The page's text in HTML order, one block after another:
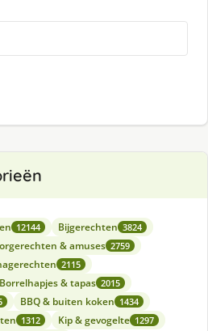
12144 Bijgerechten 3824
& amuses 2759
2115
Borrelhapjes & tapas 2015
BBQ & buiten koken 1434
1312 Kip & gevogelte 1297